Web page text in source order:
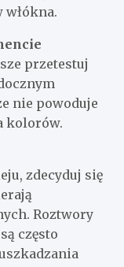
włókna.
przetestuj
nie powoduje
kolorów.
zdecyduj się
Roztwory
często